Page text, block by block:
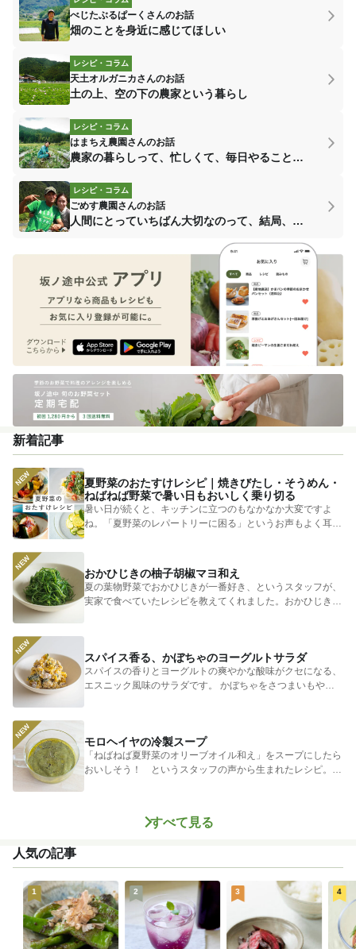
べじたぶるぱーくさんのお話
畑のことを身近に感じてほしい
レシピ・コラム
天土オルガニカさんのお話
土の上、空の下の農家という暮らし
レシピ・コラム
はまちえ農園さんのお話
農家の暮らしって、忙しくて、毎日やることがあって、前向きにしか考えられない
レシピ・コラム
ごめす農園さんのお話
人間にとっていちばん大切なのって、結局、食なんじゃないか
新着記事
夏野菜のおたすけレシピ｜焼きびたし・そうめん・
ねばねば野菜で暑い日もおいしく乗り切る
暑い日が続くと、キッチンに立つのもなかなか大変ですよ
ね。「夏野菜のレパートリーに困る」というお声もよく耳に
します。 そ...
おかひじきの柚子胡椒マヨ和え
夏の葉物野菜でおかひじきが一番好き、というスタッフが、
実家で食べていたレシピを教えてくれました。おかひじきの
スパイス香る、かぼちゃのヨーグルトサラダ
スパイスの香りとヨーグルトの爽やかな酸味がクセになる、
エスニック風味のサラダです。 かぼちゃをさつまいもやじ
モロヘイヤの冷製スープ
「ねばねば夏野菜のオリーブオイル和え」をスープにしたら
おいしそう！ というスタッフの声から生まれたレシピ。つ
すべて見る
人気の記事
1 2 3 4